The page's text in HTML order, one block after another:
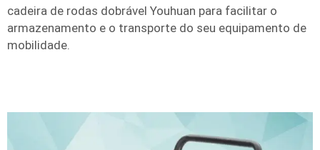
cadeira de rodas dobrável Youhuan para facilitar o
armazenamento e o transporte do seu equipamento de
mobilidade.